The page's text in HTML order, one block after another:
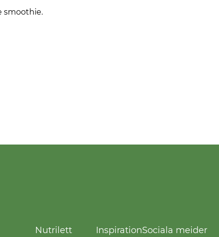
smoothie.
Nutrilett InspirationSociala meider